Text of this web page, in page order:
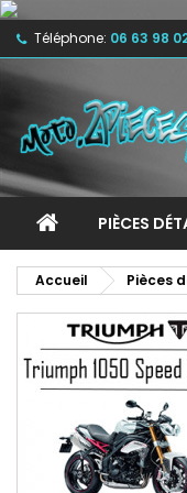
Téléphone: 06 63 98
PIÈCES
Accueil Pièces